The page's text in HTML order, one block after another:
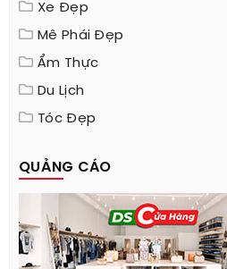
Xe Đẹp
Mê Phái Đẹp
Ẩm Thực
Du Lịch
Tóc Đẹp
QUẢNG CÁO